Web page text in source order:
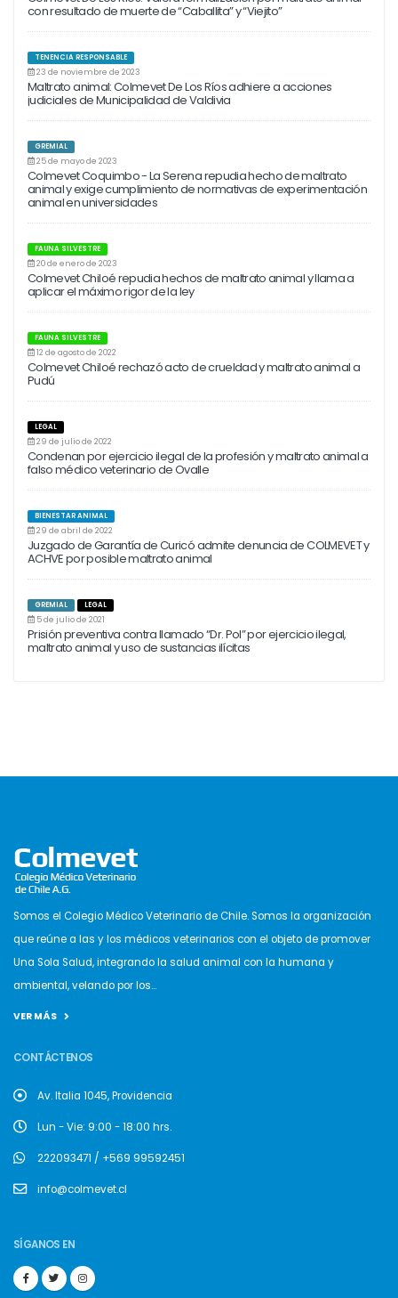
con resultado de muerte de “Caballita” y “Viejito”
TENENCIA RESPONSABLE
23 de noviembre de 2023
Maltrato animal: Colmevet De Los Ríos adhiere a acciones
judiciales de Municipalidad de Valdivia
GREMIAL
25 de mayo de 2023
Colmevet Coquimbo - La Serena repudia hecho de maltrato
animal y exige cumplimiento de normativas de experimentación
animal en universidades
FAUNA SILVESTRE
20 de enero de 2023
Colmevet Chiloé repudia hechos de maltrato animal y llama a
aplicar el máximo rigor de la ley
FAUNA SILVESTRE
12 de agosto de 2022
Colmevet Chiloé rechazó acto de crueldad y maltrato animal a
Pudú
LEGAL
29 de julio de 2022
Condenan por ejercicio ilegal de la profesión y maltrato animal a
falso médico veterinario de Ovalle
BIENESTAR ANIMAL
29 de abril de 2022
Juzgado de Garantía de Curicó admite denuncia de COLMEVET y
ACHVE por posible maltrato animal
GREMIAL LEGAL
5 de julio de 2021
Prisión preventiva contra llamado “Dr. Pol” por ejercicio ilegal,
maltrato animal y uso de sustancias ilícitas
Somos el Colegio Médico Veterinario de Chile. Somos la organización
que reúne a las y los médicos veterinarios con el objeto de promover
Una Sola Salud, integrando la salud animal con la humana y
ambiental, velando por los...
VER MÁS
CONTÁCTENOS
Av. Italia 1045, Providencia
Lun - Vie: 9:00 - 18:00 hrs.
222093471 / +569 99592451
info@colmevet.cl
SÍGANOS EN